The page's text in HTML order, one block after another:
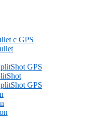
с GPS
GPS
GPS